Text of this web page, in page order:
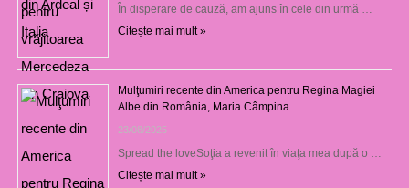
În disperare de cauză, am ajuns în cele din urmă …
Citește mai mult »
Mulţumiri recente din America pentru Regina Magiei
Albe din România, Maria Câmpina
23/08/2025
Spread the loveSoţia a revenit în viaţa mea după o …
Citește mai mult »